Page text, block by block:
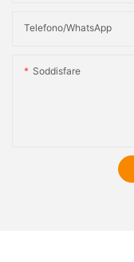
Telefono/WhatsApp
Soddisfare